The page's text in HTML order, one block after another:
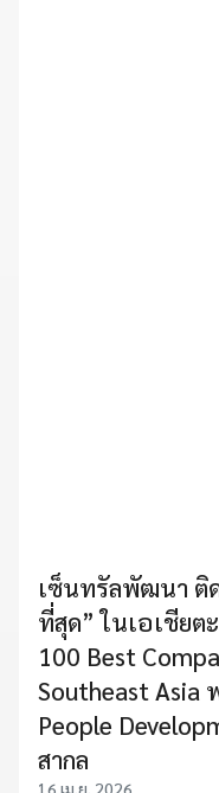
เซ็นทรัลพัฒนา ติ
ที่สุด” ในเอเชียต
100 Best
Southeast Asia
People
สากล
16 เม.ย. 2026